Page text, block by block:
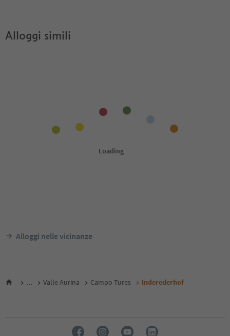
Alloggi simili
Alloggi nelle vicinanze
... Valle Aurina Campo Tures Inderederhof